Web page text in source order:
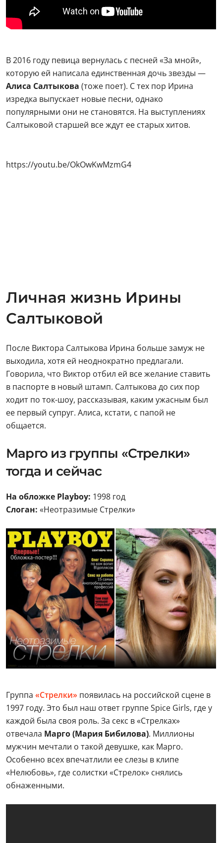
В 2016 году певица вернулась с песней «За мной»,
которую ей написала единственная дочь звезды —
Алиса Салтыкова (тоже поет). С тех пор Ирина
изредка выпускает новые песни, однако
популярными они не становятся. На выступлениях
Салтыковой старшей все ждут ее старых хитов.
https://youtu.be/OkOwKwMzmG4
Личная жизнь Ирины
Салтыковой
После Виктора Салтыкова Ирина больше замуж не
выходила, хотя ей неоднократно предлагали.
Говорила, что Виктор отбил ей все желание ставить
в паспорте в новый штамп. Салтыкова до сих пор
ходит по ток-шоу, рассказывая, каким ужасным был
ее первый супруг. Алиса, кстати, с папой не
общается.
Марго из группы «Стрелки»
тогда и сейчас
На обложке Playboy: 1998 год
Слоган: «Неотразимые Стрелки»
Группа «Стрелки» появилась на российской сцене в
1997 году. Это был наш ответ группе Spice Girls, где у
каждой была своя роль. За секс в «Стрелках»
отвечала Марго (Мария Бибилова). Миллионы
мужчин мечтали о такой девушке, как Марго.
Особенно всех впечатлили ее слезы в клипе
«Нелюбовь», где солистки «Стрелок» снялись
обнаженными.